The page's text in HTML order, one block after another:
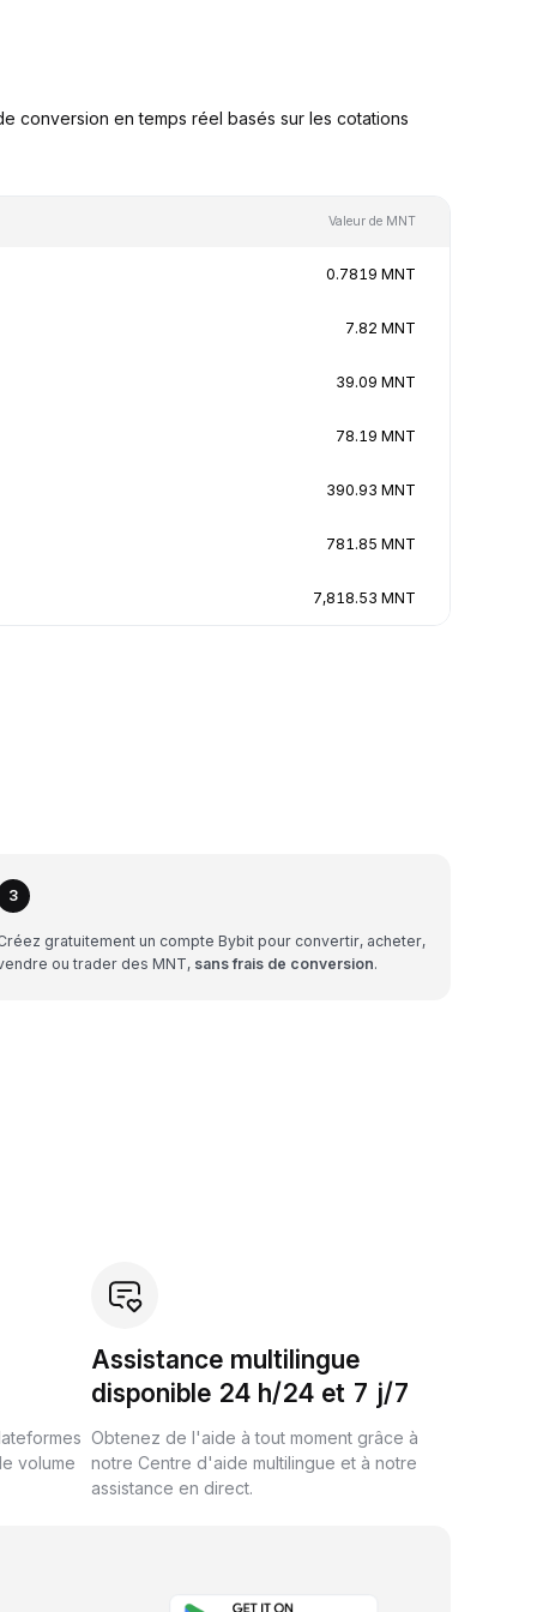
conversion en temps réel basés sur les cotations
Valeur de MNT
0.7819 MNT
7.82 MNT
39.09 MNT
78.19 MNT
390.93 MNT
781.85 MNT
7,818.53 MNT
3
gratuitement un compte Bybit pour convertir, acheter,
ou trader des MNT, sans frais de conversion.
volume
Assistance multilingue
disponible 24 h/24 et 7 j/7
Obtenez de l'aide à tout moment grâce à
notre Centre d'aide multilingue et à notre
assistance en direct.